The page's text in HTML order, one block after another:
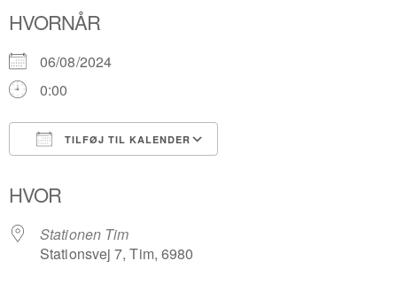
HVORNÅR
06/08/2024
0:00
TILFØJ TIL KALENDER
HVOR
Stationen Tim
Stationsvej 7, Tim, 6980